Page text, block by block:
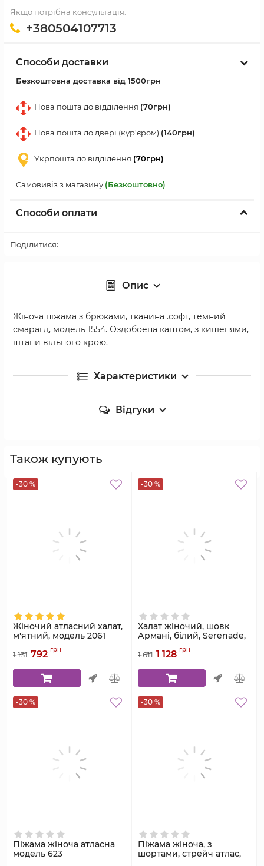
Якщо потрібна консультація:
+380504107713
Способи доставки
Безкоштовна доставка від 1500грн
Нова пошта до відділення (70грн)
Нова пошта до двері (кур'єром) (140грн)
Укрпошта до відділення (70грн)
Самовивіз з магазину (Безкоштовно)
Способи оплати
Поділитися:
Опис
Жіноча піжама з брюками, тканина .софт, темний
смарагд, модель 1554. Оздобоена кантом, з кишенями,
штани вільного крою.
Характеристики
Відгуки
Також купують
-30 %
Жіночий атласний халат,
м'ятний, модель 2061
2061
1 131 792 грн
-30 %
Халат жіночий, шовк
Армані, білий, Serenade,
Артикул:191
1 611 1 128 грн
-30 %
Піжама жіноча атласна
модель 623
-30 %
Піжама жіноча, з
шортами, стрейч атлас,